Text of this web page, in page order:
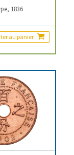
1836
au panier